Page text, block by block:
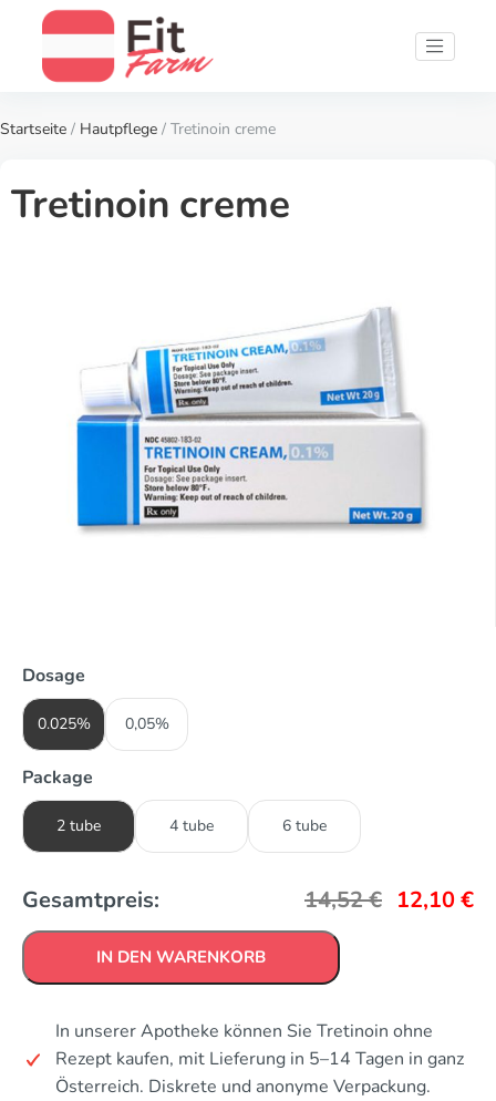
Startseite / Hautpflege / Tretinoin creme
Tretinoin creme
Dosage
0.025% 0,05%
Package
2 tube 4 tube 6 tube
Gesamtpreis: 14,52€ 12,10€
IN DEN WARENKORB
In unserer Apotheke können Sie Tretinoin ohne
Rezept kaufen, mit Lieferung in 5–14 Tagen in ganz
Österreich. Diskrete und anonyme Verpackung.